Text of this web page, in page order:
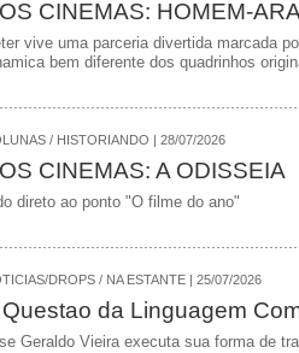
CINEMAS: HOMEM-
vive uma parceria divertida marcada
bem diferente dos quadrinhos
/ HISTORIANDO | 28/07/2026
CINEMAS: A ODISSEIA
direto ao ponto "O filme do ano"
DROPS / NA ESTANTE | 25/07/2026
da Linguagem
Geraldo Vieira executa sua forma de